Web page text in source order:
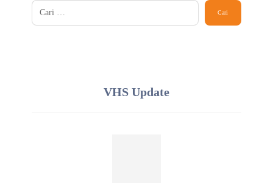
VHS Update